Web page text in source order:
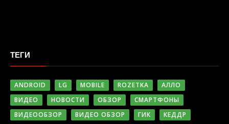
ТЕГИ
ANDROID LG MOBILE ROZETKA
АЛЛО
ВИДЕО
НОВОСТИ ОБЗОР
СМАРТФОНЫ
ВИДЕООБЗОР
ВИДЕО ОБЗОР ГИК КЕДДР